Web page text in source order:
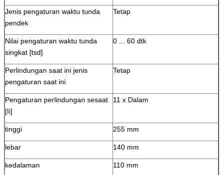
Jenis pengaturan waktu tunda
pendek
Tetap
Nilai pengaturan waktu tunda
singkat [tsd]
0 ... 60 dtk
Perlindungan saat ini jenis
pengaturan saat ini
Tetap
Pengaturan perlindungan sesaat
[Ii]
11 x Dalam
tinggi 255 mm
lebar 140 mm
kedalaman 110 mm